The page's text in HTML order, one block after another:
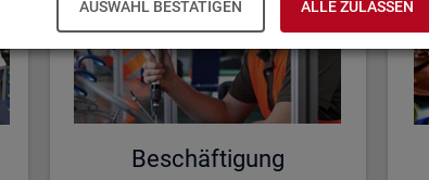
AUSWAHL BESTÄTIGEN ALLE ZULASSEN
Be­schäf­ti­gung